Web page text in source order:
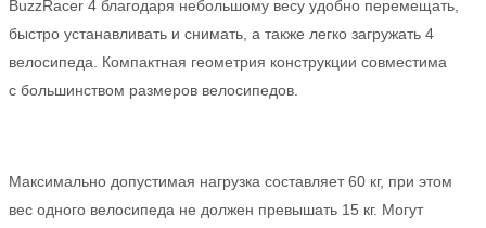
BuzzRacer 4 благодаря небольшому весу удобно перемещать,
быстро устанавливать и снимать, а также легко загружать 4
велосипеда. Компактная геометрия конструкции совместима
с большинством размеров велосипедов.
Максимально допустимая нагрузка составляет 60 кг, при этом
вес одного велосипеда не должен превышать 15 кг. Могут